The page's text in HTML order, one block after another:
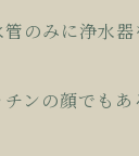
のみに浄水器
チンの顔でもあ